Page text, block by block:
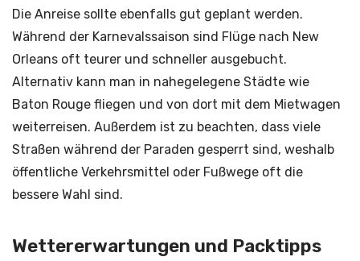
Die Anreise sollte ebenfalls gut geplant werden.
Während der Karnevalssaison sind Flüge nach New
Orleans oft teurer und schneller ausgebucht.
Alternativ kann man in nahegelegene Städte wie
Baton Rouge fliegen und von dort mit dem Mietwagen
weiterreisen. Außerdem ist zu beachten, dass viele
Straßen während der Paraden gesperrt sind, weshalb
öffentliche Verkehrsmittel oder Fußwege oft die
bessere Wahl sind.
Wettererwartungen und Packtipps